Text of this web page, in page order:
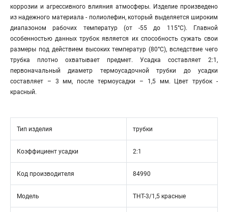
коррозии и агрессивного влияния атмосферы. Изделие произведено
из надежного материала - полиолефин, который выделяется широким
диапазоном рабочих температур (от -55 до 115°C). Главной
особенностью данных трубок является их способность сужать свои
размеры под действием высоких температур (80°С), вследствие чего
трубка плотно охватывает предмет. Усадка составляет 2:1,
первоначальный диаметр термоусадочной трубки до усадки
составляет – 3 мм, после термоусадки – 1,5 мм. Цвет трубок -
красный.
Тип изделия трубки
Коэффициент усадки 2:1
Код производителя 84990
Модель ТНТ-3/1,5 красные